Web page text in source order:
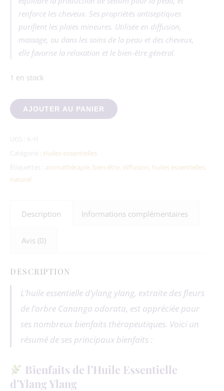
renforce les cheveux. Ses propriétés antiseptiques
purifient les plaies mineures. Utilisée en diffusion,
massage, ou dans les soins de la peau et des cheveux,
elle favorise la relaxation et le bien-être général.
1 en stock
quantité de huile essentielle bio de ylang ylang
AJOUTER AU PANIER
UGS :
Catégorie : Huiles essentielles
aromathérapie bien-être diffusion huiles essentielles
naturel
Description Informations complémentaires
Avis (0)
DESCRIPTION
L’huile essentielle d’ylang ylang, extraite des fleurs
de l’arbre Cananga odorata, est appréciée pour
ses nombreux bienfaits thérapeutiques. Voici un
résumé de ses principaux bienfaits :
Bienfaits de l’Huile Essentielle
d’Ylang Ylang